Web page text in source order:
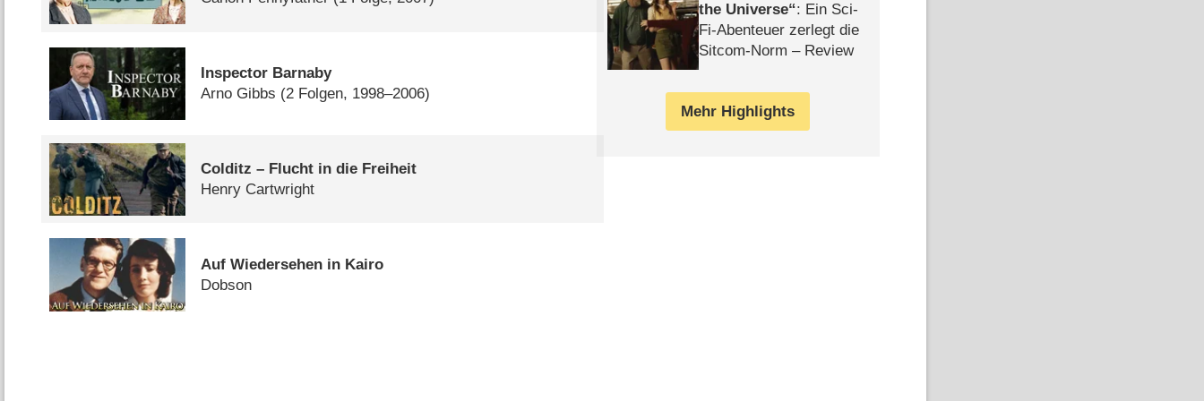
Inspector Barnaby
Arno Gibbs (2 Folgen, 1998–2006)
Colditz – Flucht in die Freiheit
Henry Cartwright
Auf Wiedersehen in Kairo
Dobson
the Universe : Ein Sci-
Fi-Abenteuer zerlegt die
Sitcom-Norm – Review
Mehr Highlights